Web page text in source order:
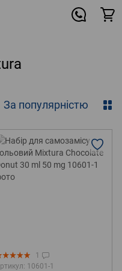
За популярністю
1
10601-1